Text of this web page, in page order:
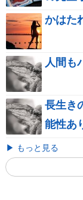
かはた
人間も
長生き
能性あ
▶ もっと見る